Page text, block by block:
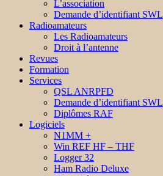
L’association
Demande d’identifiant SWL
Radioamateurs
Les Radioamateurs
Droit à l’antenne
Revues
Formation
Services
QSL ANRPFD
Demande d’identifiant SWL
Diplômes RAF
Logiciels
N1MM +
Win REF HF – THF
Logger 32
Ham Radio Deluxe